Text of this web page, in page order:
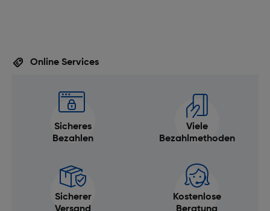
Online Services
Sicheres
Bezahlen
Viele
Bezahlmethoden
Sicherer
Kostenlose